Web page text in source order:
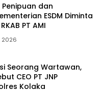
dan
ESDM Diminta
PT AMI
2026
Seorang Wartawan,
CEO PT JNP
Kolaka